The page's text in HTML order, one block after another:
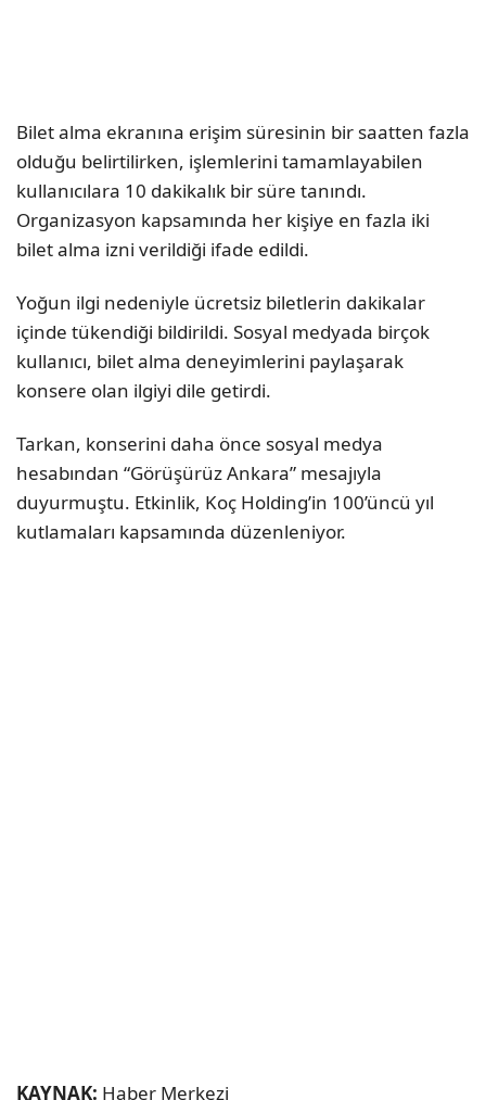
Bilet alma ekranına erişim süresinin bir saatten fazla
olduğu belirtilirken, işlemlerini tamamlayabilen
kullanıcılara 10 dakikalık bir süre tanındı.
Organizasyon kapsamında her kişiye en fazla iki
bilet alma izni verildiği ifade edildi.
Yoğun ilgi nedeniyle ücretsiz biletlerin dakikalar
içinde tükendiği bildirildi. Sosyal medyada birçok
kullanıcı, bilet alma deneyimlerini paylaşarak
konsere olan ilgiyi dile getirdi.
Tarkan, konserini daha önce sosyal medya
hesabından “Görüşürüz Ankara” mesajıyla
duyurmuştu. Etkinlik, Koç Holding’in 100’üncü yıl
kutlamaları kapsamında düzenleniyor.
KAYNAK: Haber Merkezi